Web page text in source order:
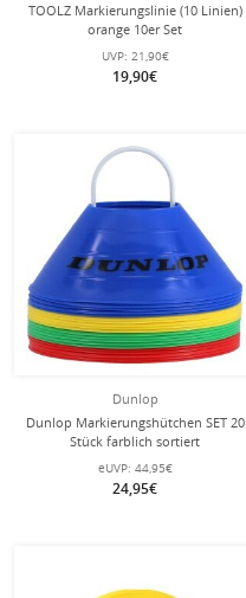
TOOLZ Markierungslinie (10 Linien)
orange 10er Set
UVP: 21,90€
19,90€
Dunlop
Dunlop Markierungshütchen SET 20
Stück farblich sortiert
eUVP: 44,95€
24,95€